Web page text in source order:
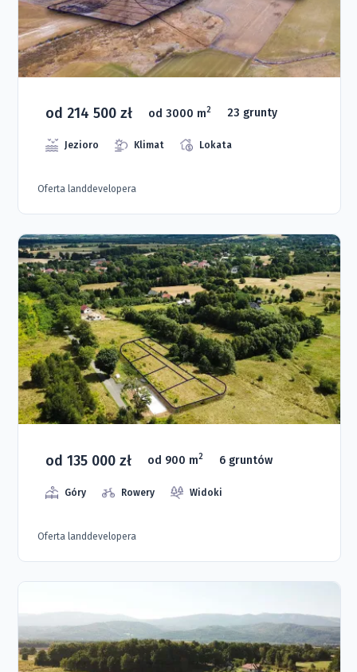
od 214 500 zł od 3000 m2 23 grunty
Jezioro Klimat Lokata
Oferta landdevelopera
od 135 000 zł od 900 m2 6 gruntów
Góry Rowery Widoki
Oferta landdevelopera